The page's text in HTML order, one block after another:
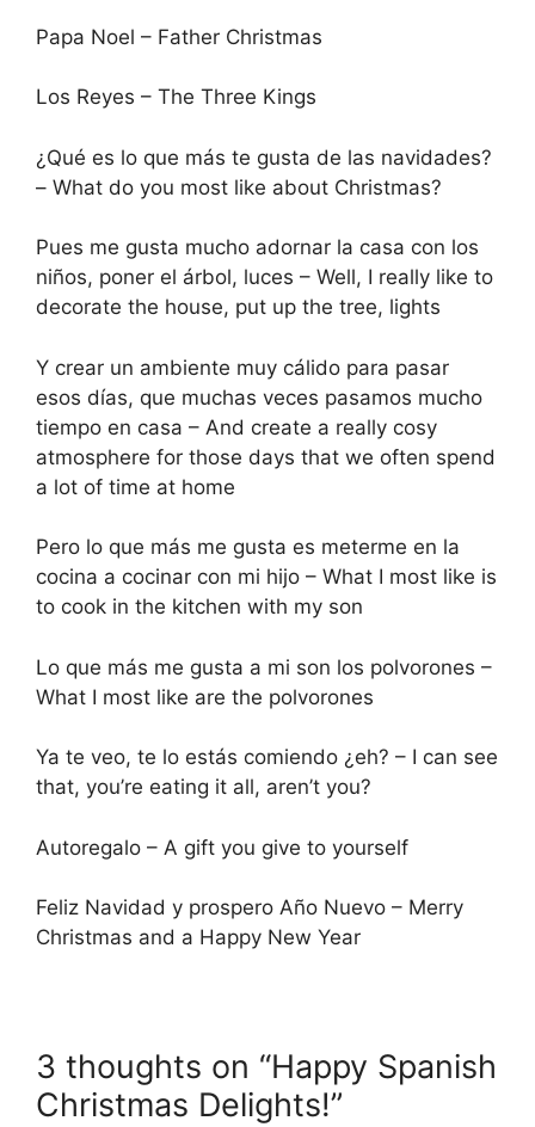
Papa Noel – Father Christmas
Los Reyes – The Three Kings
¿Qué es lo que más te gusta de las navidades?
– What do you most like about Christmas?
Pues me gusta mucho adornar la casa con los
niños, poner el árbol, luces – Well, I really like to
decorate the house, put up the tree, lights
Y crear un ambiente muy cálido para pasar
esos días, que muchas veces pasamos mucho
tiempo en casa – And create a really cosy
atmosphere for those days that we often spend
a lot of time at home
Pero lo que más me gusta es meterme en la
cocina a cocinar con mi hijo – What I most like is
to cook in the kitchen with my son
Lo que más me gusta a mi son los polvorones –
What I most like are the polvorones
Ya te veo, te lo estás comiendo ¿eh? – I can see
that, you’re eating it all, aren’t you?
Autoregalo – A gift you give to yourself
Feliz Navidad y prospero Año Nuevo – Merry
Christmas and a Happy New Year
3 thoughts on “Happy Spanish
Christmas Delights!”